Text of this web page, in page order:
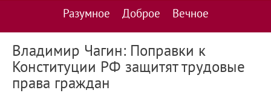
Разумное Доброе Вечное
Владимир Чагин: Поправки к
Конституции РФ защитят трудовые
права граждан